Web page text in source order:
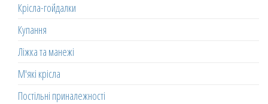
Крісла-гойдалки
Купання
Ліжка та манежі
М'які крісла
Постільні приналежності